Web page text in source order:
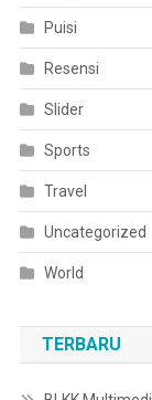
Puisi
Resensi
Slider
Sports
Travel
Uncategorized
World
TERBARU